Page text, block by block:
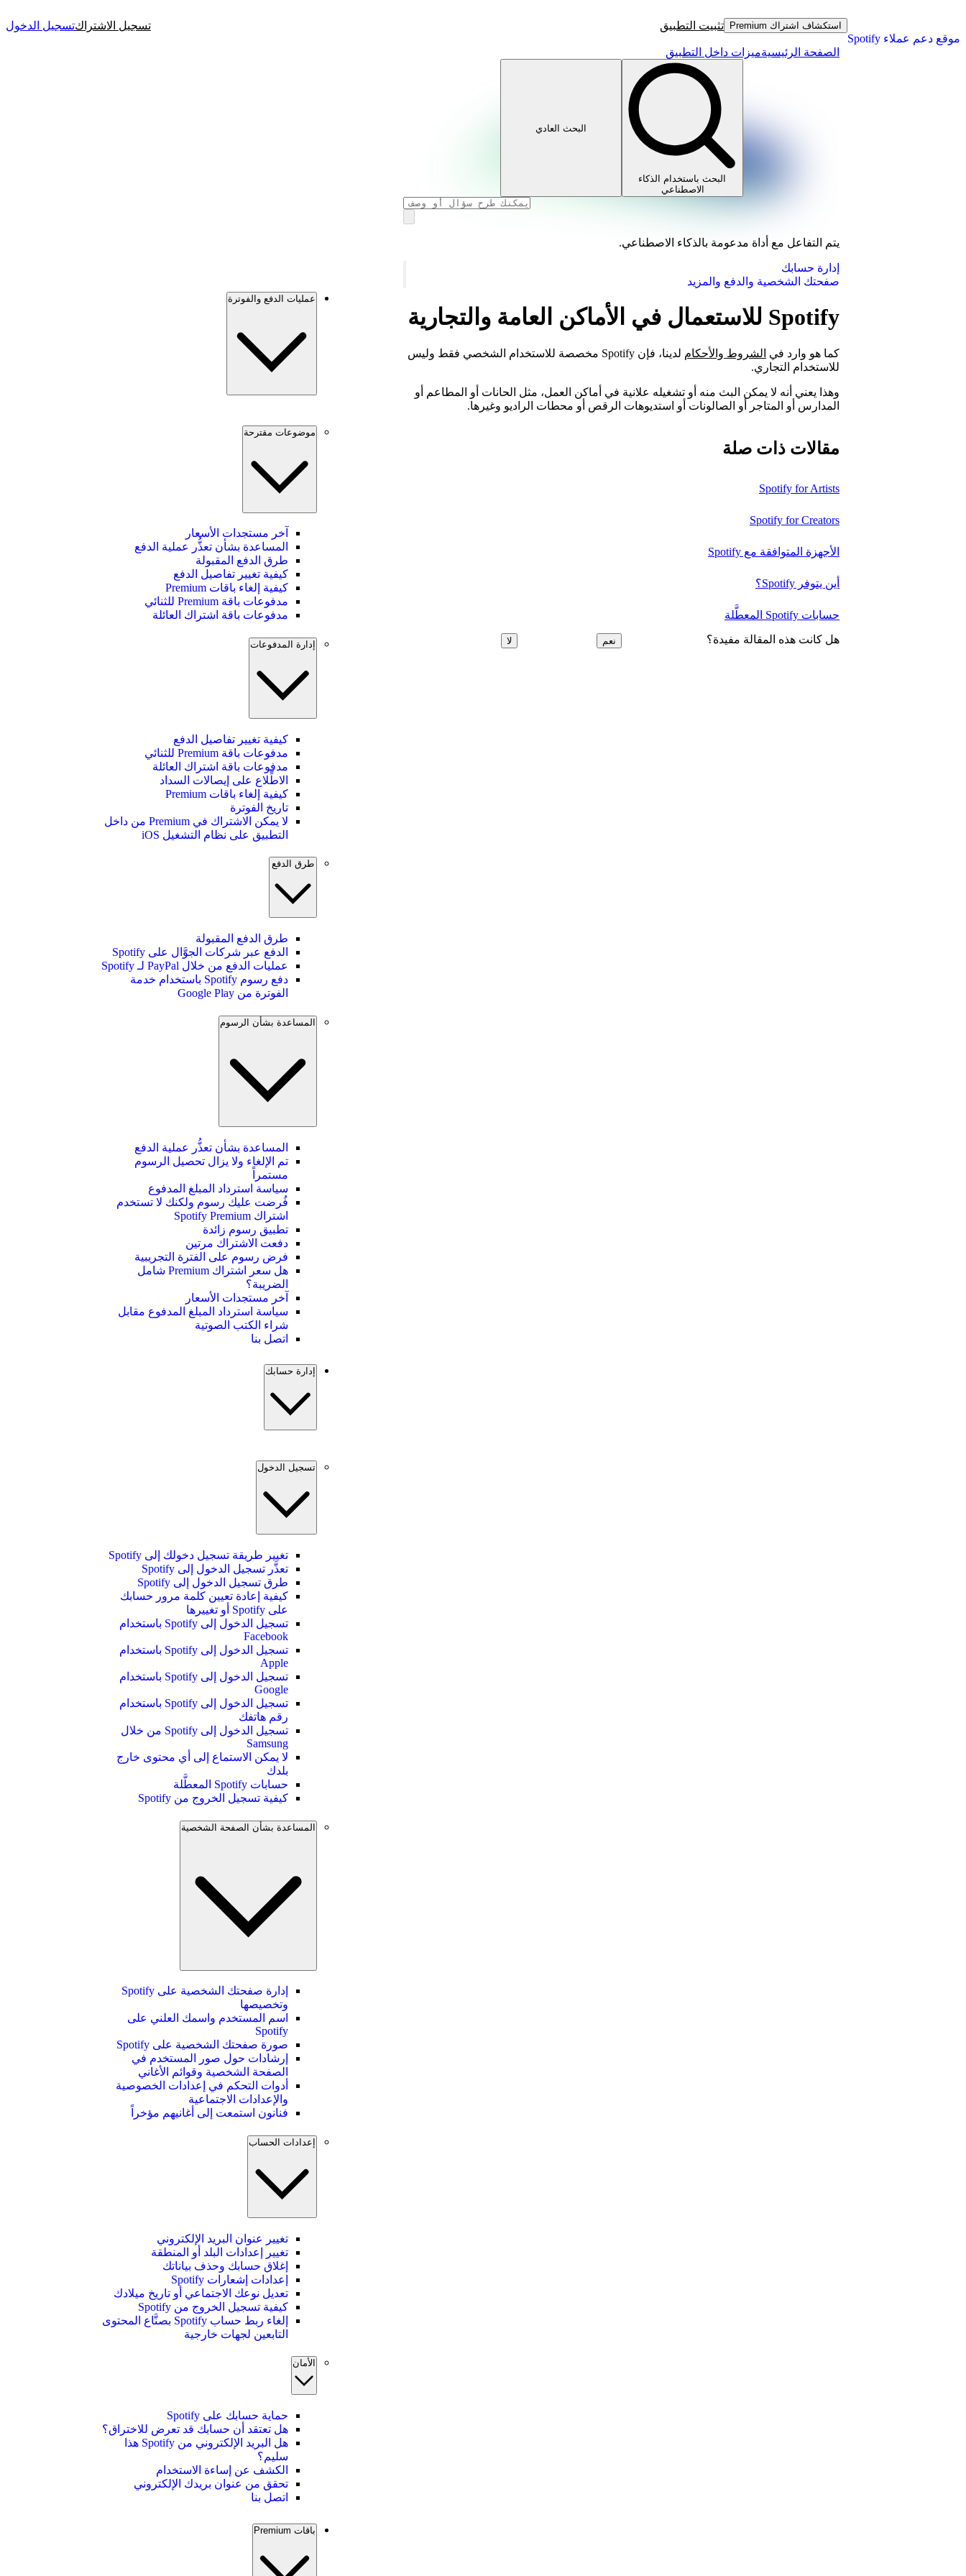
موقع دعم عملاء Spotify
استكشاف اشتراك Premium تثبيت التطبيق تسجيل الاشتراكتسجيل الدخول
الصفحة الرئيسيةميزات داخل التطبيق
البحث باستخدام الذكاء
الاصطناعي
البحث العادي
يتم التفاعل مع أداة مدعومة بالذكاء الاصطناعي.
إدارة حسابك
صفحتك الشخصية والدفع والمزيد
Spotify للاستعمال في الأماكن العامة والتجارية
كما هو وارد في الشروط والأحكام
لدينا، فإن Spotify مخصصة للاستخدام الشخصي فقط وليس
للاستخدام التجاري.
وهذا يعني أنه لا يمكن البث منه أو تشغيله علانية في أماكن العمل، مثل الحانات أو المطاعم أو
المدارس أو المتاجر أو الصالونات أو استديوهات الرقص أو محطات الراديو وغيرها.
مقالات ذات صلة
Spotify for Artists
Spotify for Creators
الأجهزة المتوافقة مع Spotify
أين يتوفر Spotify؟
حسابات Spotify المعطَّلة
هل كانت هذه المقالة مفيدة؟ نعم لا
عمليات الدفع والفوترة
موضوعات مقترحة
آخر مستجدات الأسعار
المساعدة بشأن تعذُّر عملية الدفع
طرق الدفع المقبولة
كيفية تغيير تفاصيل الدفع
كيفية إلغاء باقات Premium
مدفوعات باقة Premium للثنائي
مدفوعات باقة اشتراك العائلة
إدارة المدفوعات
كيفية تغيير تفاصيل الدفع
مدفوعات باقة Premium للثنائي
مدفوعات باقة اشتراك العائلة
الاطِّلاع على إيصالات السداد
كيفية إلغاء باقات Premium
تاريخ الفوترة
لا يمكن الاشتراك في Premium من داخل
التطبيق على نظام التشغيل iOS
طرق الدفع
طرق الدفع المقبولة
الدفع عبر شركات الجوَّال على Spotify
عمليات الدفع من خلال PayPal لـ Spotify
دفع رسوم Spotify باستخدام خدمة
الفوترة من Google Play
المساعدة بشأن الرسوم
المساعدة بشأن تعذُّر عملية الدفع
تم الإلغاء ولا يزال تحصيل الرسوم
مستمراً
سياسة استرداد المبلغ المدفوع
فُرضت عليك رسوم ولكنك لا تستخدم
اشتراك Spotify Premium
تطبيق رسوم زائدة
دفعت الاشتراك مرتين
فرض رسوم على الفترة التجريبية
هل سعر اشتراك Premium شامل
الضريبة؟
آخر مستجدات الأسعار
سياسة استرداد المبلغ المدفوع مقابل
شراء الكتب الصوتية
اتصل بنا
إدارة حسابك
تسجيل الدخول
تغيير طريقة تسجيل دخولك إلى Spotify
تعذَّر تسجيل الدخول إلى Spotify
طرق تسجيل الدخول إلى Spotify
كيفية إعادة تعيين كلمة مرور حسابك
على Spotify أو تغييرها
تسجيل الدخول إلى Spotify باستخدام
Facebook
تسجيل الدخول إلى Spotify باستخدام
Apple
تسجيل الدخول إلى Spotify باستخدام
Google
تسجيل الدخول إلى Spotify باستخدام
رقم هاتفك
تسجيل الدخول إلى Spotify من خلال
Samsung
لا يمكن الاستماع إلى أي محتوى خارج
بلدك
حسابات Spotify المعطَّلة
كيفية تسجيل الخروج من Spotify
المساعدة بشأن الصفحة الشخصية
إدارة صفحتك الشخصية على Spotify
وتخصيصها
اسم المستخدم واسمك العلني على
Spotify
صورة صفحتك الشخصية على Spotify
إرشادات حول صور المستخدم في
الصفحة الشخصية وقوائم الأغاني
أدوات التحكم في إعدادات الخصوصية
والإعدادات الاجتماعية
فنانون استمعت إلى أغانيهم مؤخراً
إعدادات الحساب
تغيير عنوان البريد الإلكتروني
تغيير إعدادات البلد أو المنطقة
إغلاق حسابك وحذف بياناتك
إعدادات إشعارات Spotify
تعديل نوعك الاجتماعي أو تاريخ ميلادك
كيفية تسجيل الخروج من Spotify
إلغاء ربط حساب Spotify بصنَّاع المحتوى
التابعين لجهات خارجية
الأمان
حماية حسابك على Spotify
هل تعتقد أن حسابك قد تعرض للاختراق؟
هل البريد الإلكتروني من Spotify هذا
سليم؟
الكشف عن إساءة الاستخدام
تحقق من عنوان بريدك الإلكتروني
اتصل بنا
باقات Premium